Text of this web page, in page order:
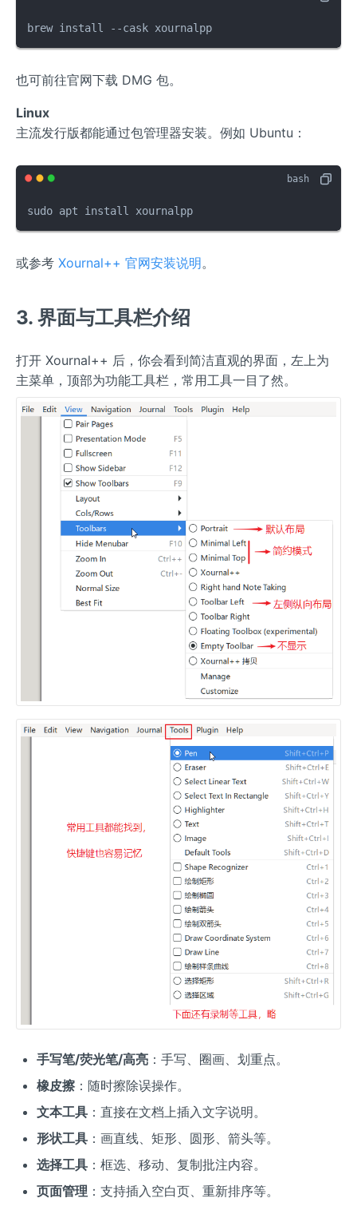
brew install --cask xournalpp
也可前往官网下载 DMG 包。
Linux
主流发行版都能通过包管理器安装。例如 Ubuntu：
sudo apt install xournalpp
或参考 Xournal++ 官网安装说明。
3. 界面与工具栏介绍
打开 Xournal++ 后，你会看到简洁直观的界面，左上为
主菜单，顶部为功能工具栏，常用工具一目了然。
手写笔/荧光笔/高亮：手写、圈画、划重点。
橡皮擦：随时擦除误操作。
文本工具：直接在文档上插入文字说明。
形状工具：画直线、矩形、圆形、箭头等。
选择工具：框选、移动、复制批注内容。
页面管理 ：支持插入空白页、重新排序等。